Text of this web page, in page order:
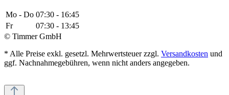
Mo - Do 07:30 - 16:45
Fr
07:30 - 13:45
© Timmer GmbH
* Alle Preise exkl. gesetzl. Mehrwertsteuer zzgl. Versandkosten und
ggf. Nachnahmegebühren, wenn nicht anders angegeben.